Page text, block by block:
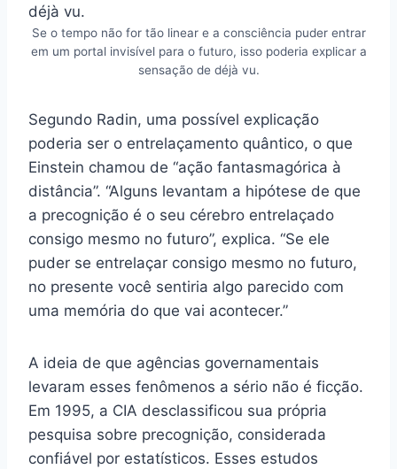
Se o tempo não for tão linear e a consciência puder entrar
em um portal invisível para o futuro, isso poderia explicar a
sensação de déjà vu.
Segundo Radin, uma possível explicação
poderia ser o entrelaçamento quântico, o que
Einstein chamou de “ação fantasmagórica à
distância”. “Alguns levantam a hipótese de que
a precognição é o seu cérebro entrelaçado
consigo mesmo no futuro”, explica. “Se ele
puder se entrelaçar consigo mesmo no futuro,
no presente você sentiria algo parecido com
uma memória do que vai acontecer.”
A ideia de que agências governamentais
levaram esses fenômenos a sério não é ficção.
Em 1995, a CIA desclassificou sua própria
pesquisa sobre precognição, considerada
confiável por estatísticos. Esses estudos